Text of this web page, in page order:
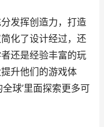
发挥创造力，打造
化了设计经过，还
还是经验丰富的玩
升他们的游戏体
球’里面探索更多可